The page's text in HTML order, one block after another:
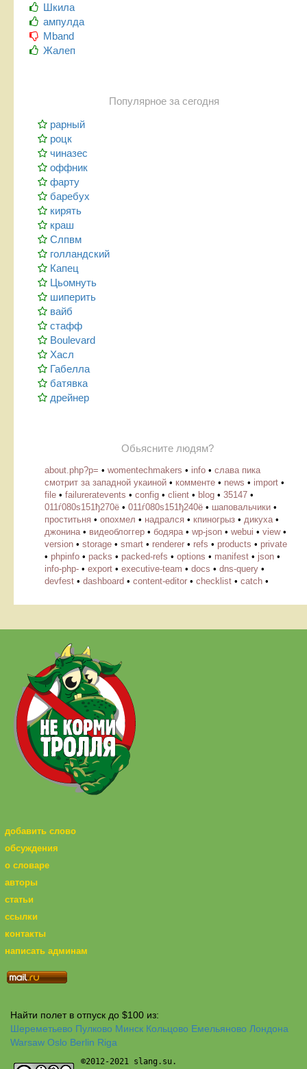
Шкила
ампулда
Mband
Жалеп
Популярное за сегодня
рарный
роцк
чиназес
оффник
фарту
баребух
кирять
краш
Слпвм
голландский
Капец
Цьомнуть
шиперить
вайб
стафф
Boulevard
Хасл
Габелла
батявка
дрейнер
Обьясните людям?
about.php?p= • womentechmakers • info • слава пика
смотрит за западной укаиной • комменте • news • import •
file • failureratevents • config • client • blog • 35147 •
011ѓ080ѕ151ђ270ё • 011ѓ080ѕ151ђ240ё • шаповальчики •
проститьня • опохмел • надрался • кпиногрыз • дикуха •
джонина • видеоблоггер • бодяра • wp-json • webui • view•
version • storage • smart • renderer • refs • products • private
• phpinfo • packs • packed-refs • options • manifest • json •
info-php- • export • executive-team • docs • dns-query •
devfest • dashboard • content-editor • checklist • catch •
добавить слово
обсуждения
о словаре
авторы
статьи
ссылки
контакты
написать админам
Найти полет в отпуск до $100 из:
Шереметьево Пулково Минск Кольцово Емельяново Лондона
Warsaw Oslo Berlin Riga
©2012-2021 slang.su.